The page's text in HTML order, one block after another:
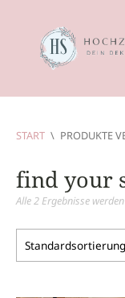
START \ PRODUKTE
find your
Alle 2 Ergebnisse